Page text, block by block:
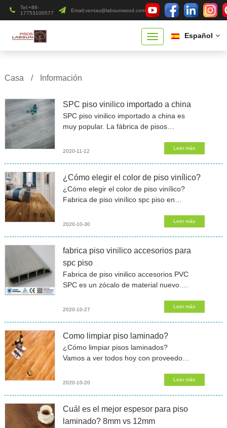
Tel:+86-
17753100577
Email:ventas@labsunwood.com
Español
Casa / Información
SPC piso vinilico importado a china
SPC piso vinilico importado a china es
muy popular. La fábrica de pisos
recientemente la serie de piso vinilico
2020-11-12
Leer más
¿Cómo elegir el color de piso vinílico?
¿Cómo elegir el color de piso vinílico?
Fabrica de piso vinílico spc piso en
vinílicos para casa.Los pisos de la casa
2020-10-30
Leer más
fabrica piso vinilico accesorios para
spc piso
Fabrica de piso vinilico accesorios PVC
SPC es un zócalo de material nuevo.
de madera maciza. El zócalo spc piso
2020-10-27
Leer más
Como limpiar piso laminado?
¿Cómo limpiar pisos laminados?
Vamos a ver todos hoy con proveedor
laminado con vapor?1. Cuando limpie
2020-10-20
Leer más
Cuál es el mejor espesor para piso
laminado? 8mm vs 12mm